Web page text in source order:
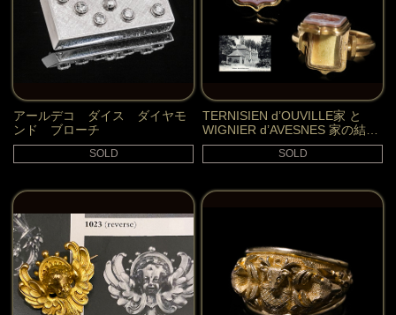
アールデコ ダイス ダイヤモ
ンド ブローチ
SOLD
TERNISIEN d’OUVILLE家 と
WIGNIER d’AVESNES 家の結婚
の紋章ロケットリング
SOLD